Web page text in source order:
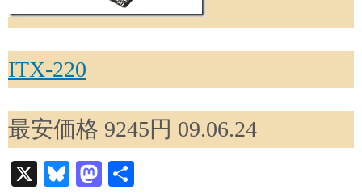
ITX-220
最安価格 9245円 09.06.24
X
Bl
M